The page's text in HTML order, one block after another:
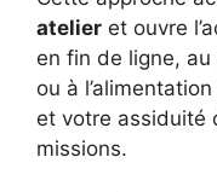
atelier et ouvre
en fin de ligne,
ou à
et votre assiduité
missions.